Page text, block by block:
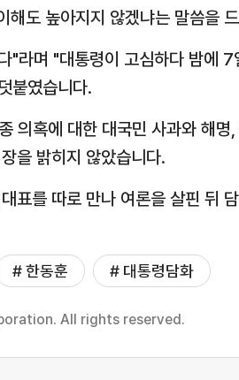
도 높아지지 않겠냐는 말씀을
"라며 "대통령이 고심하다 밤에
붙였습니다.
의혹에 대한 대국민 사과와 해명
을 밝히지 않았습니다.
표를 따로 만나 여론을 살핀 뒤
# 한동훈 # 대통령담화
All rights reserved.